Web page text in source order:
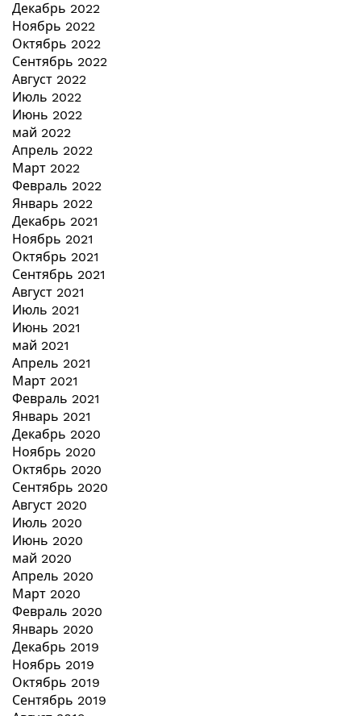
Декабрь 2022
Ноябрь 2022
Октябрь 2022
Сентябрь 2022
Август 2022
Июль 2022
Июнь 2022
май 2022
Апрель 2022
Март 2022
Февраль 2022
Январь 2022
Декабрь 2021
Ноябрь 2021
Октябрь 2021
Сентябрь 2021
Август 2021
Июль 2021
Июнь 2021
май 2021
Апрель 2021
Март 2021
Февраль 2021
Январь 2021
Декабрь 2020
Ноябрь 2020
Октябрь 2020
Сентябрь 2020
Август 2020
Июль 2020
Июнь 2020
май 2020
Апрель 2020
Март 2020
Февраль 2020
Январь 2020
Декабрь 2019
Ноябрь 2019
Октябрь 2019
Сентябрь 2019